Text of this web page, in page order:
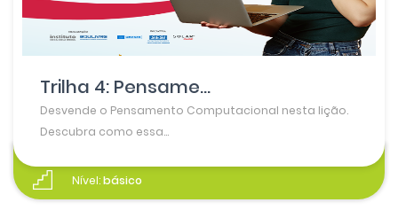
Trilha 4: Pensame...
Desvende o Pensamento Computacional nesta lição.
Descubra como essa...
Nível:básico